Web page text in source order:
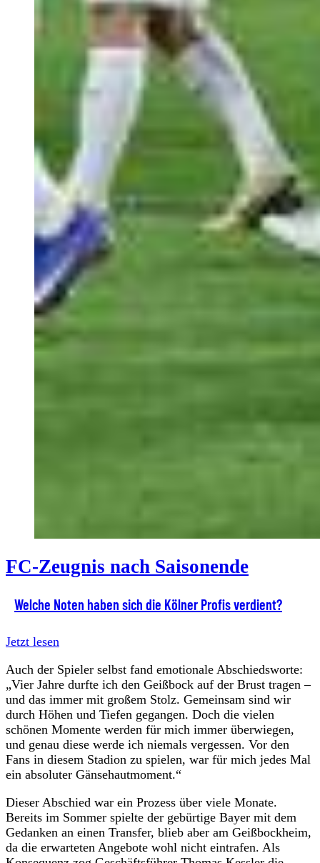
FC-Zeugnis nach Saisonende
Welche Noten haben sich die Kölner Profis verdient?
Jetzt lesen
Auch der Spieler selbst fand emotionale Abschiedsworte:
„Vier Jahre durfte ich den Geißbock auf der Brust tragen –
und das immer mit großem Stolz. Gemeinsam sind wir
durch Höhen und Tiefen gegangen. Doch die vielen
schönen Momente werden für mich immer überwiegen,
und genau diese werde ich niemals vergessen. Vor den
Fans in diesem Stadion zu spielen, war für mich jedes Mal
ein absoluter Gänsehautmoment.“
Dieser Abschied war ein Prozess über viele Monate.
Bereits im Sommer spielte der gebürtige Bayer mit dem
Gedanken an einen Transfer, blieb aber am Geißbockheim,
da die erwarteten Angebote wohl nicht eintrafen. Als